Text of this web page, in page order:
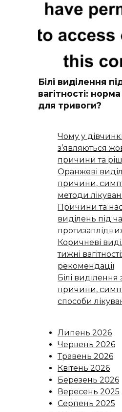
Білі виділення
вагітності:
для тривоги?
Чому у
з’являються
причини та
Оранжеві
причини,
методи
Причини та
виділень під
Коричневі
тижні
рекомендації
Білі виділення
причини,
способи
Липень 2026
Червень 2026
Травень 2026
Квітень 2026
Березень 2026
Вересень 2025
Серпень 2025